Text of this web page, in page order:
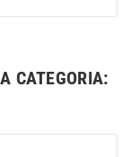
CATEGORIA: